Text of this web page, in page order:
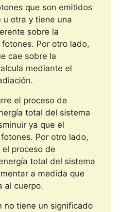
que son emitidos
u otra y tiene una
sobre la
Por otro lado,
cae sobre la
mediante el
el proceso de
total del sistema
ya que el
Por otro lado,
proceso de
total del sistema
a medida que
al cuerpo.
no tiene un significado